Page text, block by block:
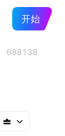
开始
688138